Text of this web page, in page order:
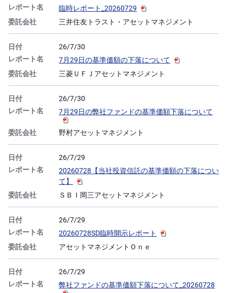
臨時レポート_20260729
三井住友トラスト・アセットマネジメント
26/7/30
7月29日の基準価額の下落について
三菱ＵＦＪアセットマネジメント
26/7/30
7月29日の弊社ファンドの基準価額下落について
野村アセットマネジメント
26/7/29
20260728【当社投資信託の基準価額の下落につい
て】
ＳＢＩ岡三アセットマネジメント
26/7/29
20260728SD臨時開示レポート
アセットマネジメントＯｎｅ
26/7/29
弊社ファンドの基準価額下落について_20260728